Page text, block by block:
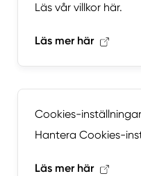
Läs vår villkor här.
Läs mer här
Cookies-inställningar
Hantera Cookies-
Läs mer här